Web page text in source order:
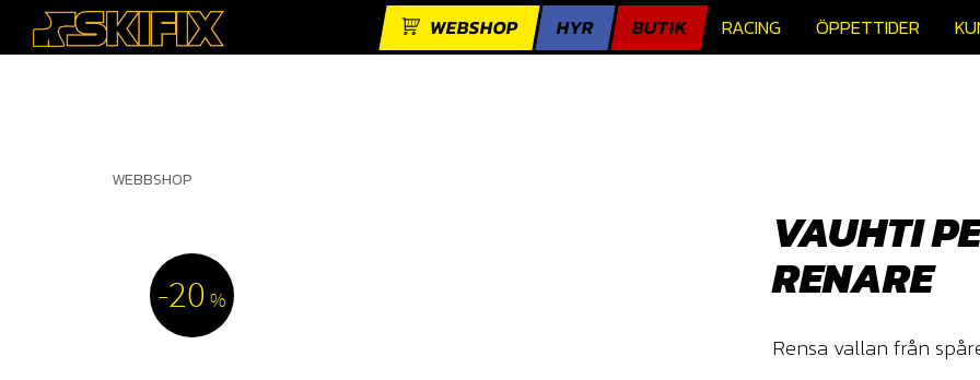
WEBSHOP HYR BUTIK RACING ÖPPETTIDER
WEBBSHOP
VAUHTI
RENARE
Rensa vallan från
20 %